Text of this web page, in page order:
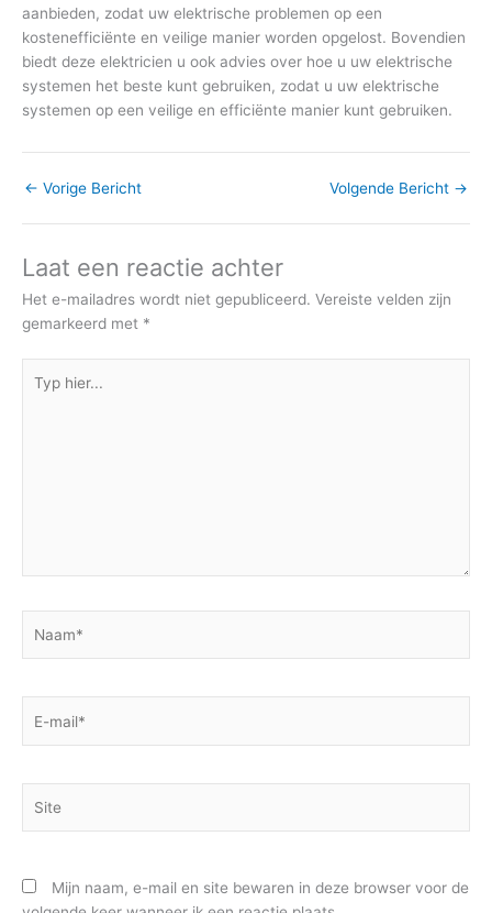
aanbieden, zodat uw elektrische problemen op een
kostenefficiënte en veilige manier worden opgelost. Bovendien
biedt deze elektricien u ook advies over hoe u uw elektrische
systemen het beste kunt gebruiken, zodat u uw elektrische
systemen op een veilige en efficiënte manier kunt gebruiken.
← Vorige Bericht Volgende Bericht →
Laat een reactie achter
Het e-mailadres wordt niet gepubliceerd. Vereiste velden zijn
gemarkeerd met *
hier...
mail*
Mijn naam, e-mail en site bewaren in deze browser voor de